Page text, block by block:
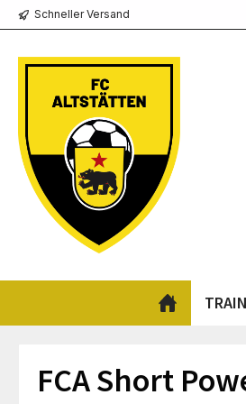
Zur Hauptnavigation
Schneller Versand
FCA Short